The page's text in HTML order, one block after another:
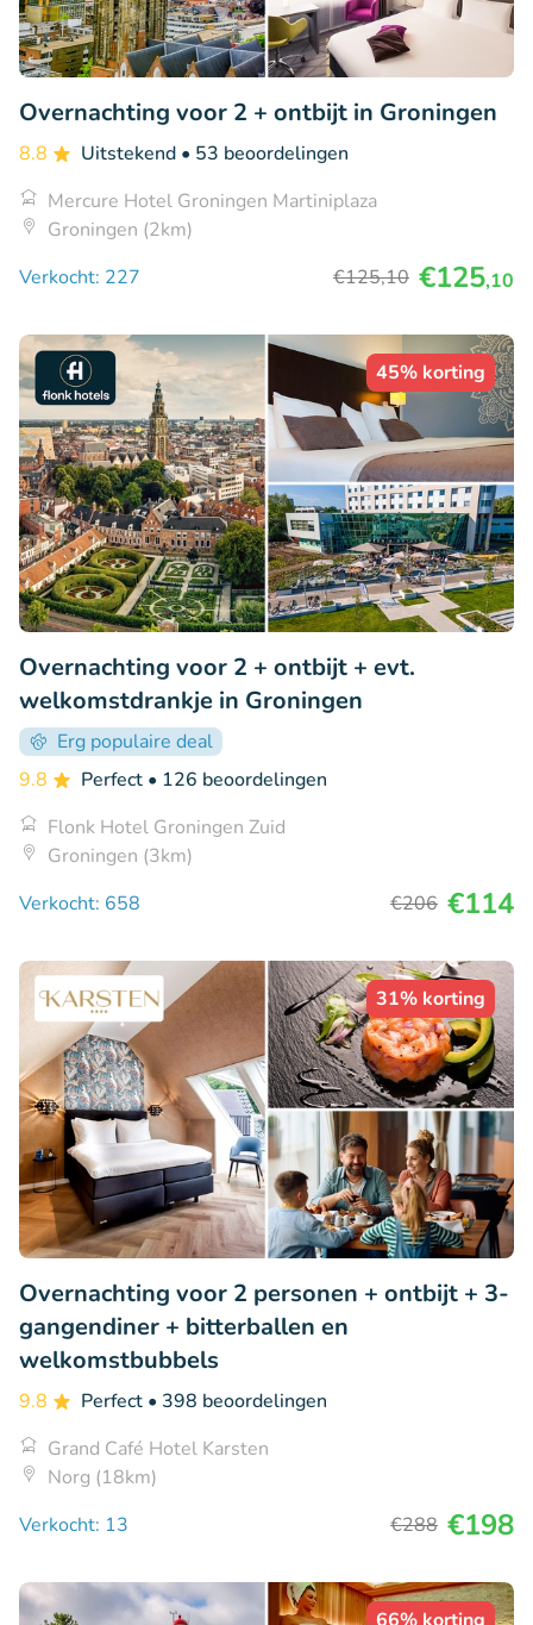
Overnachting voor 2 + ontbijt in Groningen
8.8 Uitstekend • 53 beoordelingen
Mercure Hotel Groningen Martiniplaza
Groningen (2km)
Verkocht: 227
€125,10 €125,10
45% korting
Overnachting voor 2 + ontbijt + evt.
welkomstdrankje in Groningen
Erg populaire deal
9.8
Perfect • 126 beoordelingen
Flonk Hotel Groningen Zuid
Groningen (3km)
Verkocht: 658
€206 €114
31% korting
Overnachting voor 2 personen + ontbijt + 3-
gangendiner + bitterballen en
welkomstbubbels
9.8 Perfect • 398 beoordelingen
Grand Café Hotel Karsten
Norg (18km)
Verkocht: 13
€288 €198
66% korting